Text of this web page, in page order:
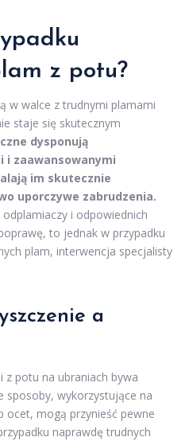
z potu?
w walce z trudnymi plamami
staje się skutecznym
dysponują
i zaawansowanymi
im skutecznie
uporczywe zabrudzenia.
i odpowiednich
to jednak w przypadku
plam, interwencja specjalisty
a
z potu na ubraniach bywa
sposoby, wykorzystujące na
ocet, mogą przynieść pewne
naprawdę trudnych